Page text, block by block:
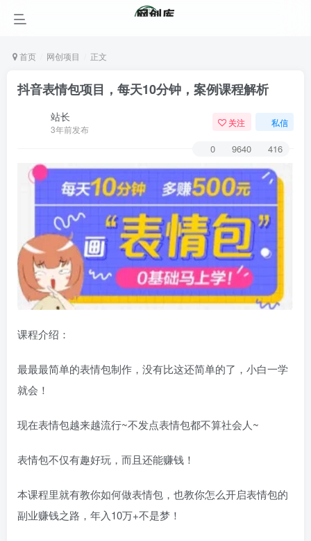
首页 网创项目 正文
抖音表情包项目，每天10分钟，案例课程解析
站长
3年前发布
关注 私信
0 9640 416
课程介绍：
最最最简单的表情包制作，没有比这还简单的了，小白一学
就会！
现在表情包越来越流行~不发点表情包都不算社会人~
表情包不仅有趣好玩，而且还能赚钱！
本课程里就有教你如何做表情包，也教你怎么开启表情包的
副业赚钱之路，年入10万+不是梦！